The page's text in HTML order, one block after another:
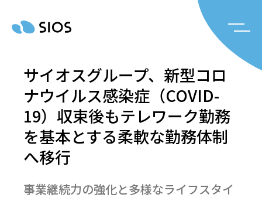
サイオスグループ、新型コロ
ナウイルス感染症（COVID-
19）収束後もテレワーク勤務
を基本とする柔軟な勤務体制
へ移行
事業継続力の強化と多様なライフスタイ